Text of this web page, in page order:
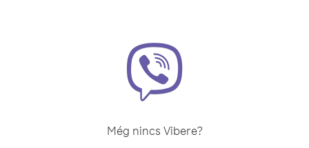
Még nincs Vibere?